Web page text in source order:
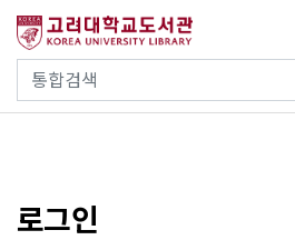
건
통합검색
사이트내 검색
로그인